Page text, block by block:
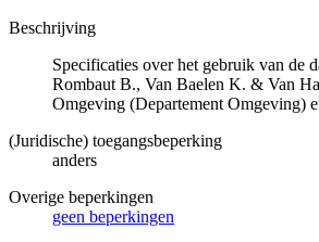
Beschrijving
Specificaties over het gebruik van
Rombaut B., Van Baelen K. & Van
Omgeving (Departement Omgeving)
(Juridische) toegangsbeperking
anders
Overige beperkingen
geen beperkingen